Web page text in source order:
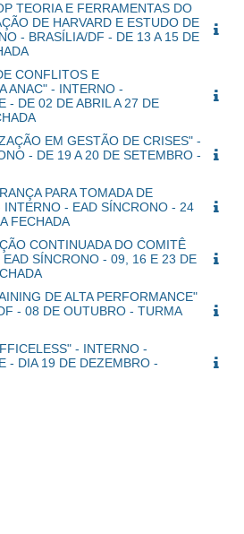
TEORIA E FERRAMENTAS DO
DE HARVARD E ESTUDO DE
- BRASÍLIA/DF - DE 13 A 15 DE
CONFLITOS E
ANAC" - INTERNO -
- DE 02 DE ABRIL A 27 DE
EM GESTÃO DE CRISES" -
- DE 19 A 20 DE SETEMBRO -
PARA TOMADA DE
INTERNO - EAD SÍNCRONO - 24
FECHADA
CONTINUADA DO COMITÊ
SÍNCRONO - 09, 16 E 23 DE
DE ALTA PERFORMANCE"
- 08 DE OUTUBRO - TURMA
- INTERNO -
- DIA 19 DE DEZEMBRO -